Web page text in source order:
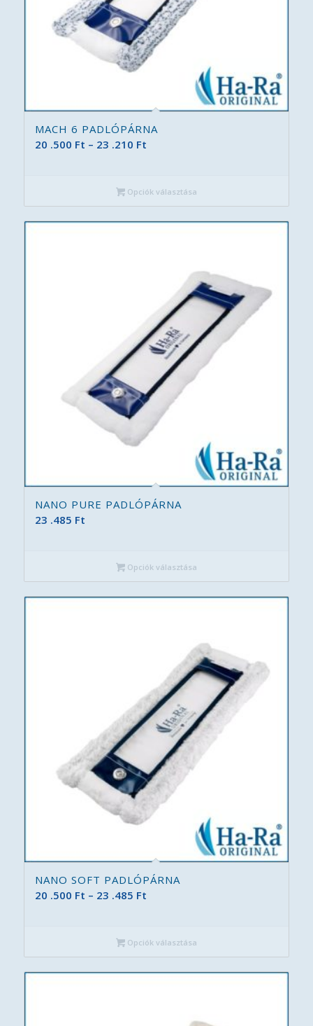
MACH 6 PADLÓPÁRNA
20 .500 Ft – 23 .210 FtÁrtartomány:
-
23
.210 Ft
Opciók választása
NANO PURE PADLÓPÁRNA
23 .485 Ft
Opciók választása
NANO SOFT PADLÓPÁRNA
20 .500 Ft – 23 .485 FtÁrtartomány:
-
23
.485 Ft
Opciók választása